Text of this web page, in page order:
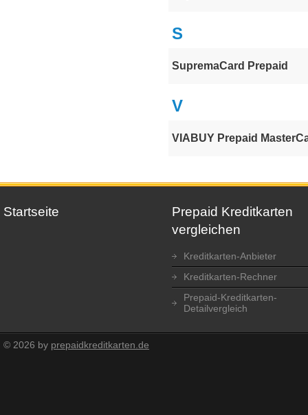
S
SupremaCard Prepaid
V
VIABUY Prepaid
Startseite
Prepaid Kreditkarten
vergleichen
Kreditkarten-Anbieter
Kreditkarten-Rechner
Prepaid-Kreditkarten-
Detailvergleich
© 2026 by prepaidkreditkarten.de